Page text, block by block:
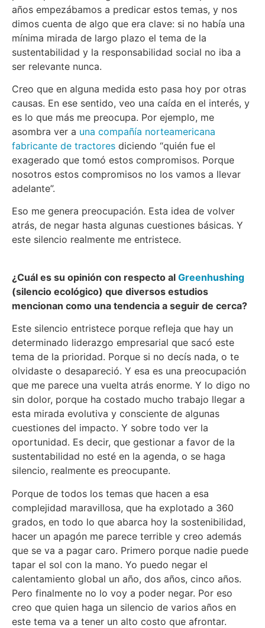
años empezábamos a predicar estos temas, y nos
dimos cuenta de algo que era clave: si no había una
mínima mirada de largo plazo el tema de la
sustentabilidad y la responsabilidad social no iba a
ser relevante nunca.
Creo que en alguna medida esto pasa hoy por otras
causas. En ese sentido, veo una caída en el interés, y
es lo que más me preocupa. Por ejemplo, me
asombra ver a una compañía norteamericana
fabricante de tractores diciendo “quién fue el
exagerado que tomó estos compromisos. Porque
nosotros estos compromisos no los vamos a llevar
adelante”.
Eso me genera preocupación. Esta idea de volver
atrás, de negar hasta algunas cuestiones básicas. Y
este silencio realmente me entristece.
¿Cuál es su opinión con respecto al Greenhushing
(silencio ecológico) que diversos estudios
mencionan como una tendencia a seguir de cerca?
Este silencio entristece porque refleja que hay un
determinado liderazgo empresarial que sacó este
tema de la prioridad. Porque si no decís nada, o te
olvidaste o desapareció. Y esa es una preocupación
que me parece una vuelta atrás enorme. Y lo digo no
sin dolor, porque ha costado mucho trabajo llegar a
esta mirada evolutiva y consciente de algunas
cuestiones del impacto. Y sobre todo ver la
oportunidad. Es decir, que gestionar a favor de la
sustentabilidad no esté en la agenda, o se haga
silencio, realmente es preocupante.
Porque de todos los temas que hacen a esa
complejidad maravillosa, que ha explotado a 360
grados, en todo lo que abarca hoy la sostenibilidad,
hacer un apagón me parece terrible y creo además
que se va a pagar caro. Primero porque nadie puede
tapar el sol con la mano. Yo puedo negar el
calentamiento global un año, dos años, cinco años.
Pero finalmente no lo voy a poder negar. Por eso
creo que quien haga un silencio de varios años en
este tema va a tener un alto costo que afrontar.